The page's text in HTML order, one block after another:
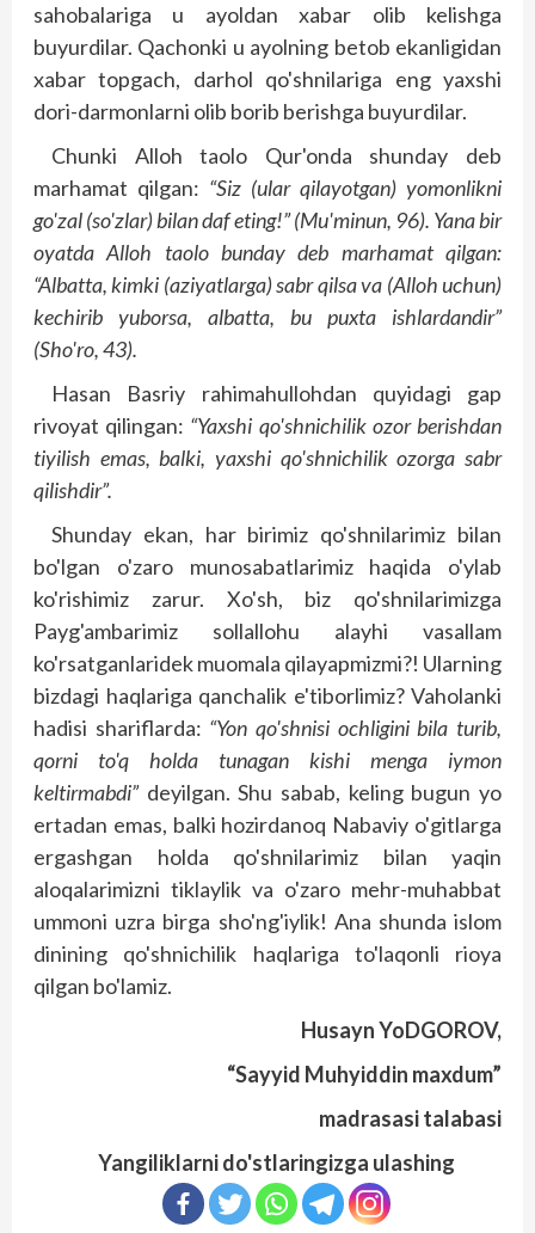
sahobalariga u ayoldan xabar olib kelishga
buyurdilar. Qachonki u ayolning betob ekanligidan
xabar topgach, darhol qo'shnilariga eng yaxshi
dori-darmonlarni olib borib berishga buyurdilar.
Chunki Alloh taolo Qur'onda shunday deb
marhamat qilgan: “Siz (ular qilayotgan) yomonlikni
go'zal (so'zlar) bilan daf eting!” (Mu'minun, 96). Yana bir
oyatda Alloh taolo bunday deb marhamat qilgan:
“Albatta, kimki (aziyatlarga) sabr qilsa va (Alloh uchun)
kechirib yuborsa, albatta, bu puxta ishlardandir”
(Sho'ro, 43).
Hasan Basriy rahimahullohdan qu­yidagi gap
rivoyat qilingan: “Yaxshi qo'shnichilik ozor berishdan
tiyilish emas, balki, yaxshi qo'shnichilik ozorga sabr
qilishdir”.
Shunday ekan, har birimiz qo'shnilarimiz bilan
bo'lgan o'zaro munosabatlarimiz haqida o'ylab
ko'rishimiz zarur. Xo'sh, biz qo'shnilarimizga
Payg'ambarimiz sollallohu alayhi vasallam
ko'rsatganlaridek muomala qilayapmizmi?! Ularning
bizdagi haqlariga qanchalik e'tiborlimiz? Vaholanki
hadisi shariflarda: “Yon qo'shnisi ochligini bila turib,
qorni to'q holda tunagan kishi menga iymon
keltirmabdi”deyilgan. Shu sabab, keling bugun yo
ertadan emas, balki hozirdanoq Nabaviy o'gitlarga
ergashgan holda qo'shnilarimiz bilan yaqin
aloqalarimizni tiklaylik va o'zaro mehr-muhabbat
ummoni uzra birga sho'ng'iylik! Ana shunda islom
dinining qo'shnichilik haqlariga to'laqonli rioya
qilgan bo'lamiz.
Husayn YoDGOROV,
“Sayyid Muhyiddin maxdum”
madrasasi talabasi
Yangiliklarni do'stlaringizga ulashing